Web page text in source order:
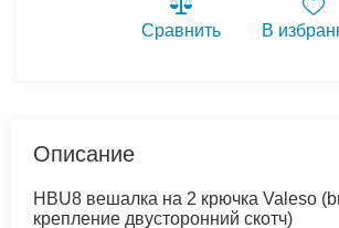
Сравнить В
Описание
HBU8 вешалка на 2 крючка Valeso
крепление двусторонний скотч)